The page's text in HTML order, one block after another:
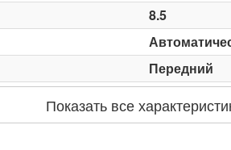
8.5
Передний
Показать все